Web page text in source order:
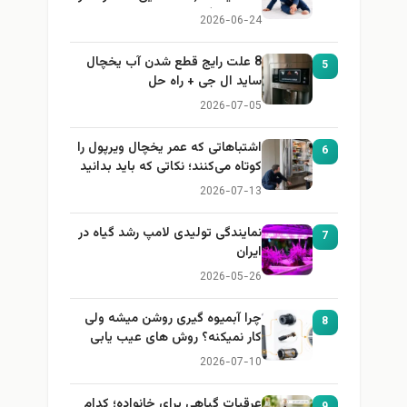
باید بداند)
2026-06-24
5
8 علت رایج قطع شدن آب یخچال
ساید ال جی + راه حل
2026-07-05
6
اشتباهاتی که عمر یخچال ویرپول را
کوتاه می‌کنند؛ نکاتی که باید بدانید
2026-07-13
7
نمایندگی تولیدی لامپ رشد گیاه در
ایران
2026-05-26
8
چرا آبمیوه گیری روشن میشه ولی
کار نمیکنه؟ روش های عیب یابی
2026-07-10